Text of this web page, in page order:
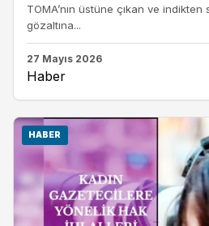
TOMA’nın üstüne çıkan ve
gözaltına...
27 Mayıs 2026
Haber
HABER